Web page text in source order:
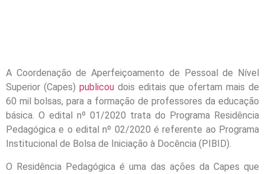
A Coordenação de Aperfeiçoamento de Pessoal de Nível
Superior (Capes) publicoudois editais que ofertam mais de
60 mil bolsas, para a formação de professores da educação
básica. O edital nº 01/2020 trata do Programa Residência
Pedagógica e o edital nº 02/2020 é referente ao Programa
Institucional de Bolsa de Iniciação à Docência (PIBID).
O Residência Pedagógica é uma das ações da Capes que